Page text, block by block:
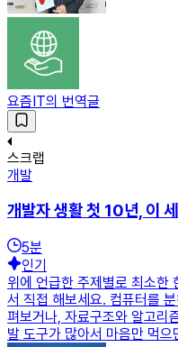
요즘IT의 번역글
스크랩
개발
개발자 생활 첫 10년, 이
5분
인기
위에 언급한 주제별로 최소한
서 직접 해보세요. 컴퓨터를
펴보거나, 자료구조와 알고리
발 도구가 많아서 마음만 먹